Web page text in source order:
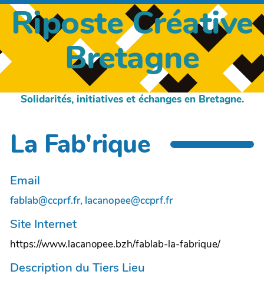
Riposte Créative
Bretagne
Solidarités, initiatives et échanges en Bretagne.
La Fab'rique
Email
fablab@ccprf.fr, lacanopee@ccprf.fr
Site Internet
https://www.lacanopee.bzh/fablab-la-fabrique/
Description du Tiers Lieu